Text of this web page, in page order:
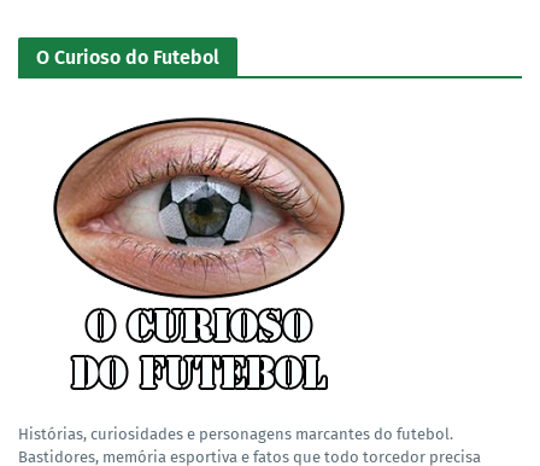
O Curioso do Futebol
Histórias, curiosidades e personagens marcantes do futebol.
Bastidores, memória esportiva e fatos que todo torcedor precisa